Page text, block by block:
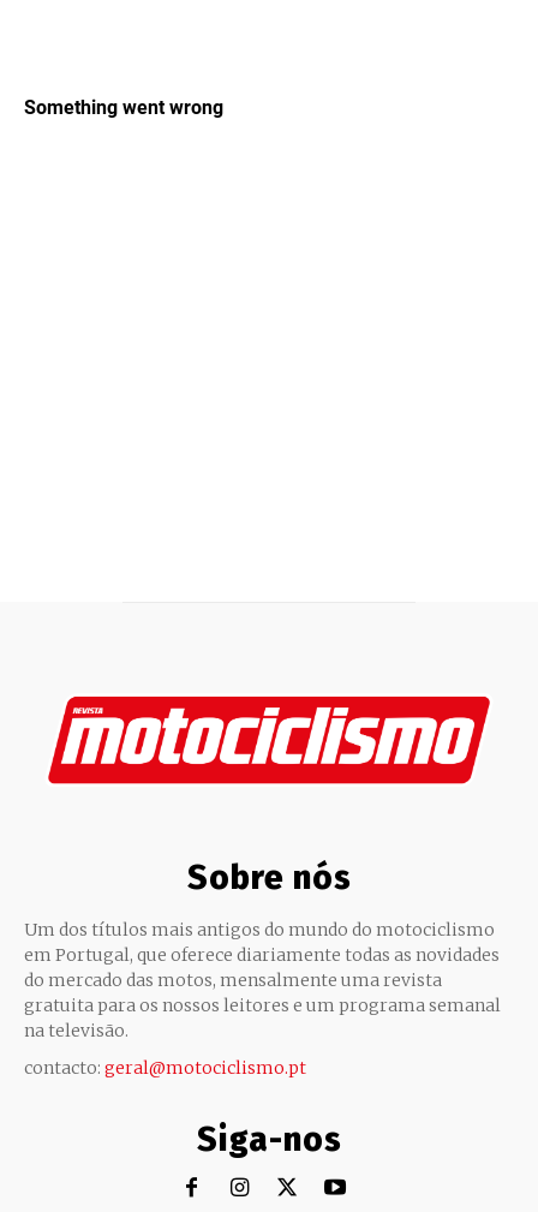
Sobre nós
Um dos títulos mais antigos do mundo do motociclismo
em Portugal, que oferece diariamente todas as novidades
do mercado das motos, mensalmente uma revista
gratuita para os nossos leitores e um programa semanal
na televisão.
contacto: geral@motociclismo.pt
Siga-nos